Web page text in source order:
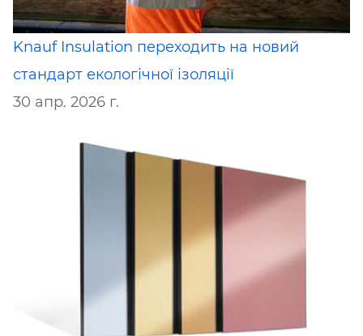
Knauf Insulation переходить на новий
стандарт екологічної ізоляції
30 апр. 2026 г.